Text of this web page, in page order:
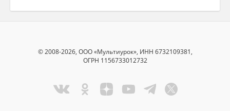
© 2008-2026, ООО «Мультиурок», ИНН 6732109381,
ОГРН 1156733012732